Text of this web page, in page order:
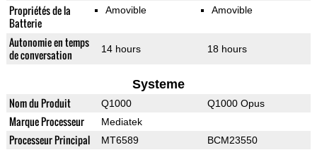
Propriétés de la
Batterie
Amovible Amovible
Autonomie en temps
de conversation
14 hours 18 hours
Systeme
Nom du Produit Q1000 Q1000 Opus
Marque Processeur Mediatek
Processeur Principal MT6589 BCM23550